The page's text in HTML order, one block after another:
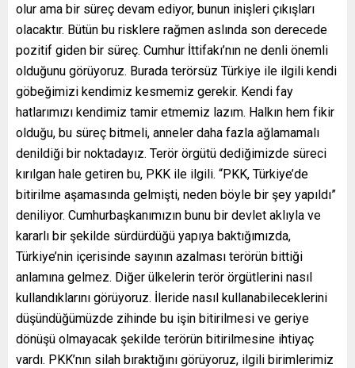
olur ama bir süreç devam ediyor, bunun inişleri çıkışları
olacaktır. Bütün bu risklere rağmen aslında son derecede
pozitif giden bir süreç. Cumhur İttifakı’nın ne denli önemli
olduğunu görüyoruz. Burada terörsüz Türkiye ile ilgili kendi
göbeğimizi kendimiz kesmemiz gerekir. Kendi fay
hatlarımızı kendimiz tamir etmemiz lazım. Halkın hem fikir
olduğu, bu süreç bitmeli, anneler daha fazla ağlamamalı
denildiği bir noktadayız. Terör örgütü dediğimizde süreci
kırılgan hale getiren bu, PKK ile ilgili. “PKK, Türkiye’de
bitirilme aşamasında gelmişti, neden böyle bir şey yapıldı”
deniliyor. Cumhurbaşkanımızın bunu bir devlet aklıyla ve
kararlı bir şekilde sürdürdüğü yapıya baktığımızda,
Türkiye’nin içerisinde sayının azalması terörün bittiği
anlamına gelmez. Diğer ülkelerin terör örgütlerini nasıl
kullandıklarını görüyoruz. İleride nasıl kullanabileceklerini
düşündüğümüzde zihinde bu işin bitirilmesi ve geriye
dönüşü olmayacak şekilde terörün bitirilmesine ihtiyaç
vardı. PKK’nın silah bıraktığını görüyoruz, ilgili birimlerimiz